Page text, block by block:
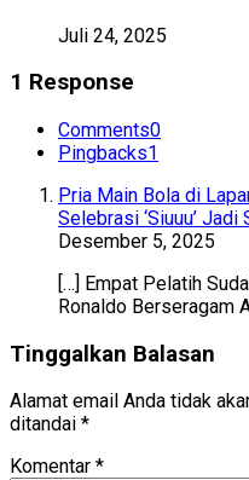
Juli 24, 2025
1 Response
Comments0
Pingbacks1
Pria Main Bola di
Selebrasi ‘Siuuu’
Desember 5, 2025
[…] Empat Pelatih
Ronaldo Berseragam
Tinggalkan Balasan
Alamat email Anda tidak
ditandai *
Komentar *